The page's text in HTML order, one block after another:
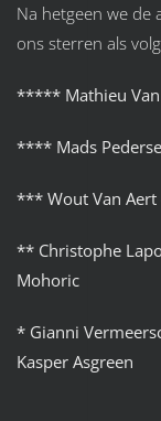
Na hetgeen we de
ons sterren als
***** Mathieu Van
**** Mads
*** Wout Van Aert
** Christophe
Mohoric
* Gianni
Kasper Asgreen